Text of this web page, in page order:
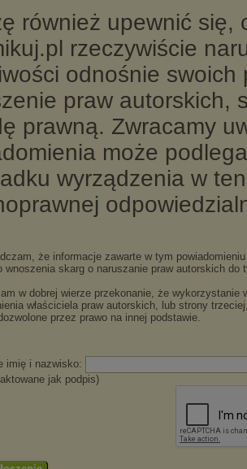
również upewnić się,
rzeczywiście
odnośnie swoich
praw autorskich,
prawną. Zwracamy
może
wyrządzenia w
że informacje zawarte w tym
wnoszenia skarg o naruszanie praw autorskich do
w dobrej wierze przekonanie, że wykorzystanie
właściciela praw autorskich, lub strony
przez prawo na innej podstawie.
imię i nazwisko:
jak podpis)